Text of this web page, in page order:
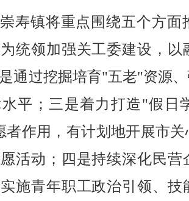
寿镇将重点围绕五个方面
统领加强关工委建设，
通过挖掘培育"五老"资源
平；三是着力打造"假日
者作用，有计划地开展市
活动；四是持续深化民
施青年职工政治引领、